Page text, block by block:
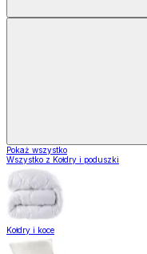
Pokaż wszystko
Wszystko z Kołdry i poduszki
Kołdry i koce